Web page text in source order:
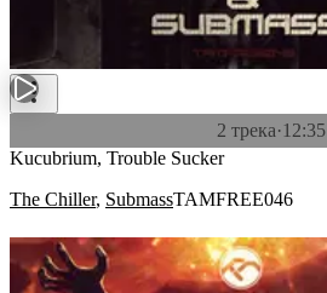
2 трека·12:35
Kucubrium, Trouble Sucker
The Chiller, SubmassTAMFREE046